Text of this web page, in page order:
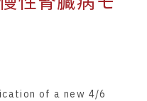
of a new 4/6